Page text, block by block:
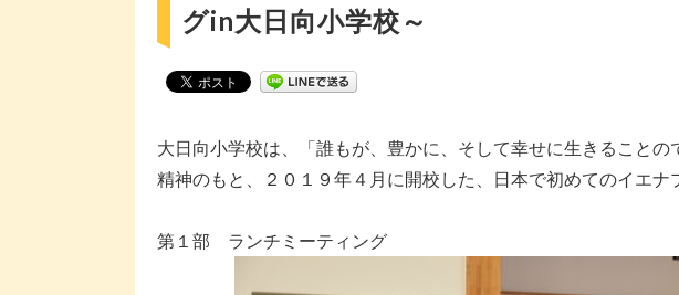
グin大日向小学校～
大日向小学校は、「誰もが、豊かに、そして幸せに生きること
精神のもと、２０１９年４月に開校した、日本で初めてのイエナ
第１部 ランチミーティング